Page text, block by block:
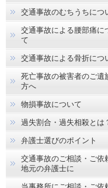
交通事故のむちうちにつ
交通事故による腰部痛に
て
交通事故による骨折につ
死亡事故の被害者のご遺
方へ
物損事故について
過失割合・過失相殺とは
弁護士選びのポイント
交通事故のご相談・ご依
地元の弁護士に